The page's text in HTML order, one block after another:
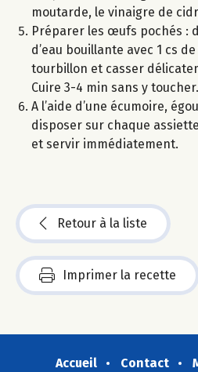
moutarde, le vinaigre de
Préparer les œufs pochés :
d’eau bouillante avec 1 cs
tourbillon et casser
Cuire 3-4 min sans y toucher.
A l’aide d’une écumoire,
disposer sur chaque
et servir immédiatement.
Retour à la liste
Imprimer la recette
Accueil Contact